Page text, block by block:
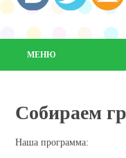
МЕНЮ
Собираем
Наша программа: